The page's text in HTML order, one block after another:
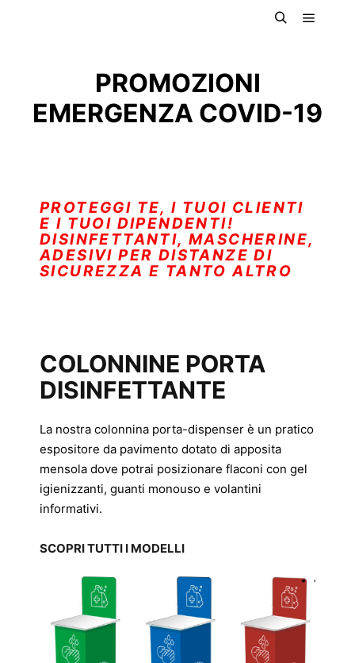
PROMOZIONI
EMERGENZA COVID-19
PROTEGGI TE, I TUOI CLIENTI
E I TUOI DIPENDENTI!
DISINFETTANTI, MASCHERINE,
ADESIVI PER DISTANZE DI
SICUREZZA E TANTO ALTRO
COLONNINE PORTA
DISINFETTANTE
La nostra colonnina porta-dispenser è un pratico
espositore da pavimento dotato di apposita
mensola dove potrai posizionare flaconi con gel
igienizzanti, guanti monouso e volantini
informativi.
SCOPRI TUTTI I MODELLI